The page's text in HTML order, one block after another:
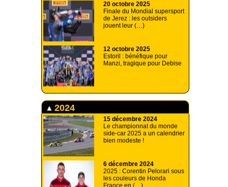
20 octobre 2025
Finale du Mondial supersport
de Jerez : les outsiders
jouent leur (…)
12 octobre 2025
Estoril : bénéfique pour
Manzi, tragique pour Debise
2024
15 décembre 2024
Le championnat du monde
side-car 2025 a un calendrier
bien modeste !
6 décembre 2024
2025 : Corentin Pelorari sous
les couleurs de Honda
France en (…)